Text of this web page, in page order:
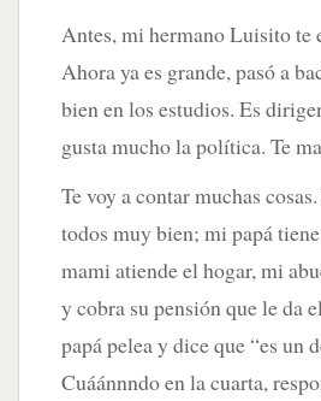
Antes, mi hermano Luisito te
Ahora ya es grande, pasó a
bien en los estudios. Es
gusta mucho la política. Te
Te voy a contar muchas
todos muy bien; mi papá
mami atiende el hogar, mi
y cobra su pensión que le da
papá pelea y dice que “es un
Cuáánnndo en la cuarta,